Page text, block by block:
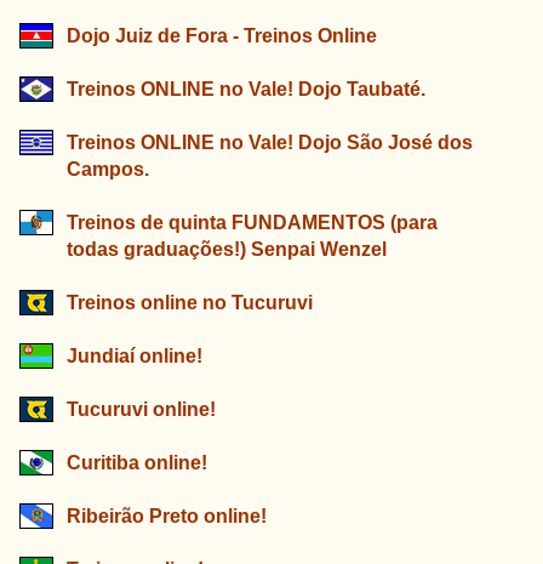
Dojo Juiz de Fora - Treinos Online
Treinos ONLINE no Vale! Dojo Taubaté.
Treinos ONLINE no Vale! Dojo São José dos
Campos.
Treinos de quinta FUNDAMENTOS (para
todas graduações!) Senpai Wenzel
Treinos online no Tucuruvi
Jundiaí online!
Tucuruvi online!
Curitiba online!
Ribeirão Preto online!